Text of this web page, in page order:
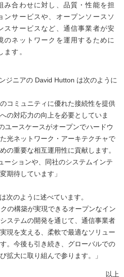
み合わせに対し、品質・性能を担
ンサービスや、オープンソースソ
スサービスなど、通信事業者が安
のネットワークを運用するために
す。
ジニアの David Hutton は次のように
コミュニティに優れた接続性を提供
の対応力の向上を必要としていま
ユースケースがオープンでハードウ
光ネットワーク・アーキテクチャで
の重要な相互運用性に貢献します。
ーションや、同社のシステムインテ
期待しています」
次のように述べています。
の構築が実現できるオープンなイン
ステムの開発を通じて、通信事業者
現を支える、柔軟で最適なソリュー
。今後も引き続き、グローバルでの
拡大に取り組んで参ります。」
以上